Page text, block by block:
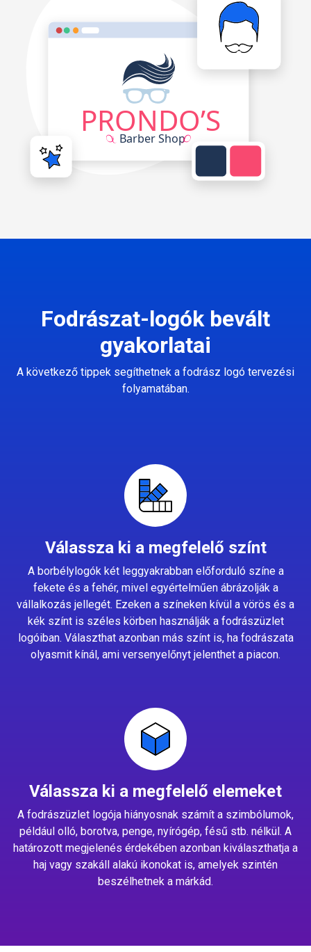
Fodrászat-logók bevált
gyakorlatai
A következő tippek segíthetnek a fodrász logó tervezési
folyamatában.
Válassza ki a megfelelő színt
A borbélylogók két leggyakrabban előforduló színe a
fekete és a fehér, mivel egyértelműen ábrázolják a
vállalkozás jellegét. Ezeken a színeken kívül a vörös és a
kék színt is széles körben használják a fodrászüzlet
logóiban. Választhat azonban más színt is, ha fodrászata
olyasmit kínál, ami versenyelőnyt jelenthet a piacon.
Válassza ki a megfelelő elemeket
A fodrászüzlet logója hiányosnak számít a szimbólumok,
például olló, borotva, penge, nyírógép, fésű stb. nélkül. A
határozott megjelenés érdekében azonban kiválaszthatja a
haj vagy szakáll alakú ikonokat is, amelyek szintén
beszélhetnek a márkád.